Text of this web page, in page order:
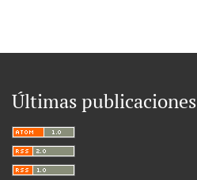
Últimas publicaciones